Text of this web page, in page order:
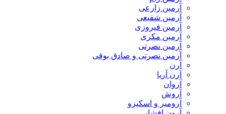
آرمین زارعی
آرمین شفیعی
آرمین فیروزی
آرمین مکری
آرمین نصرتی
آرمین نصرتی و صادق بوقی
آرن
آرن آریا
آروان
آروش
آرومیر و اسکیزو